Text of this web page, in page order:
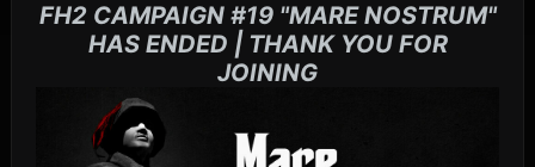
FH2 CAMPAIGN #19 "MARE NOSTRUM"
HAS ENDED | THANK YOU FOR
JOINING